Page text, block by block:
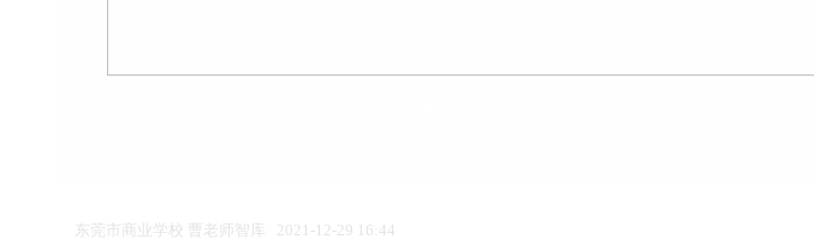
东莞市商业学校 曹老师智库 2021-12-29 16:44